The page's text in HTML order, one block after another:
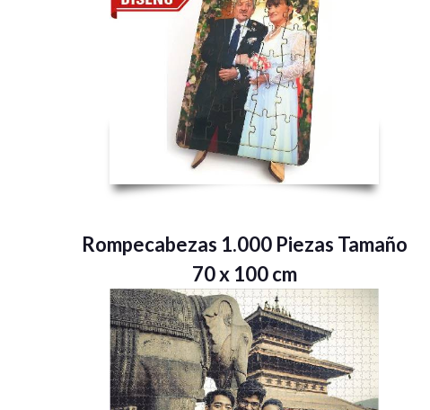
Rompecabezas 1.000 Piezas Tamaño
70 x 100 cm